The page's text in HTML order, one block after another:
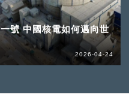
號 中國核電如何邁向世
2026-04-24